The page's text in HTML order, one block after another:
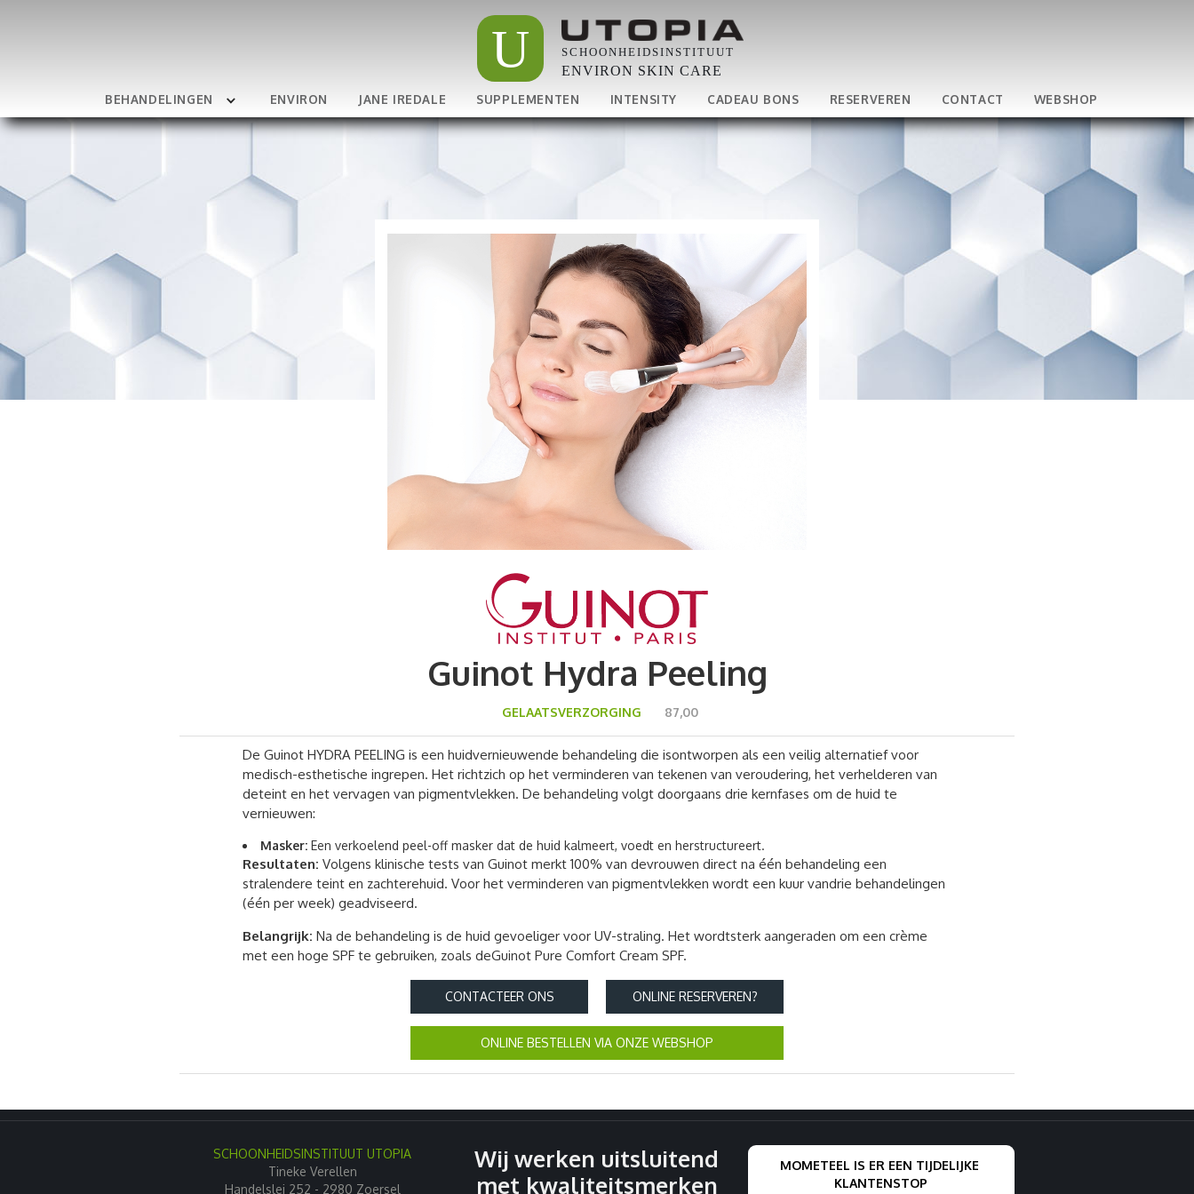
U SCHOONHEIDSINSTITUUT
ENVIRON SKIN CARE
BEHANDELINGEN
ENVIRON JANE IREDALE SUPPLEMENTEN INTENSITY CADEAU BONS RESERVEREN CONTACT WEBSHOP
Guinot Hydra Peeling
GELAATSVERZORGING 87,00
De Guinot HYDRA PEELING is een huidvernieuwende behandeling die isontworpen als een veilig alternatief voor
medisch-esthetische ingrepen. Het richtzich op het verminderen van tekenen van veroudering, het verhelderen van
deteint en het vervagen van pigmentvlekken. De behandeling volgt doorgaans drie kernfases om de huid te
vernieuwen:
Masker: Een verkoelend peel-off masker dat de huid kalmeert, voedt en herstructureert.
Resultaten: Volgens klinische tests van Guinot merkt 100% van devrouwen direct na één behandeling een
stralendere teint en zachterehuid. Voor het verminderen van pigmentvlekken wordt een kuur vandrie behandelingen
(één per week) geadviseerd.
Belangrijk: Na de behandeling is de huid gevoeliger voor UV-straling. Het wordtsterk aangeraden om een crème
met een hoge SPF te gebruiken, zoals deGuinot Pure Comfort Cream SPF.
CONTACTEER ONS ONLINE RESERVEREN?
ONLINE BESTELLEN VIA ONZE WEBSHOP
SCHOONHEIDSINSTITUUT UTOPIA
Tineke Verellen
Handelslei 252 - 2980 Zoersel
Wij werken uitsluitend
met kwaliteitsmerken
MOMETEEL IS ER EEN TIJDELIJKE
KLANTENSTOP